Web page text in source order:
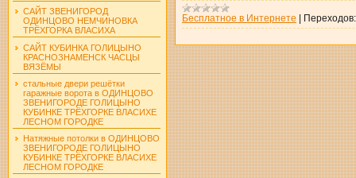
САЙТ ЗВЕНИГОРОД
ОДИНЦОВО НЕМЧИНОВКА
ТРЁХГОРКА ВЛАСИХА
САЙТ КУБИНКА ГОЛИЦЫНО
КРАСНОЗНАМЕНСК ЧАСЦЫ
ВЯЗЁМЫ
стальные двери решётки
гаражные ворота в ОДИНЦОВО
ЗВЕНИГОРОДЕ ГОЛИЦЫНО
КУБИНКЕ ТРЁХГОРКЕ ВЛАСИХЕ
ЛЕСНОМ ГОРОДКЕ
Натяжные потолки в ОДИНЦОВО
ЗВЕНИГОРОДЕ ГОЛИЦЫНО
КУБИНКЕ ТРЁХГОРКЕ ВЛАСИХЕ
ЛЕСНОМ ГОРОДКЕ
Бесплатное в Интернете Переходов: